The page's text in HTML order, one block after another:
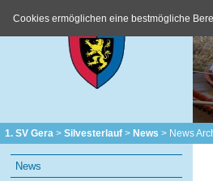
1. SV Gera Silvesterlauf News News
Navigation
überspringen
News
Cookies ermöglichen eine bestmögliche